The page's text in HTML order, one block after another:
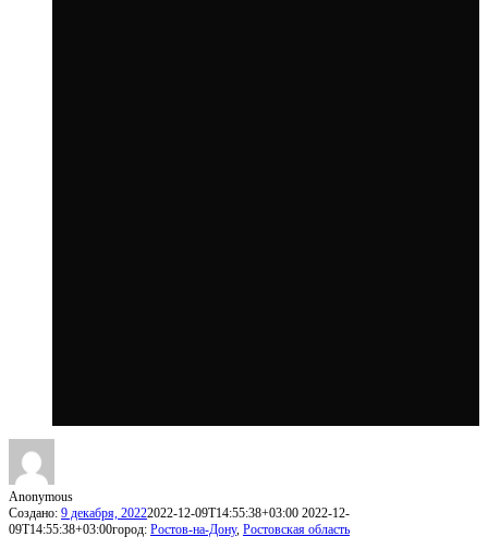
Anonymous
Создано: 9 декабря, 20222022-12-09T14:55:38+03:00 2022-12-
09T14:55:38+03:00город: Ростов-на-Дону, Ростовская область